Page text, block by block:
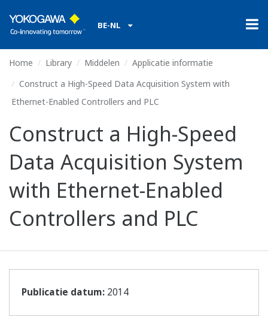
BE-NL
Home Library Middelen
Applicatie informatie
Construct a High-Speed Data Acquisition System with
Ethernet-Enabled Controllers and PLC
Construct a High-Speed
Data Acquisition System
with Ethernet-Enabled
Controllers and PLC
Publicatie datum: 2014